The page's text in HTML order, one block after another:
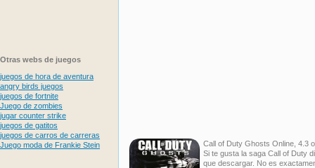
Otras webs de juegos
juegos de hora de aventura
angry birds juegos
juegos de fortnite
Juego de zombies
jugar counter strike
juegos de gatitos
juegos de carros de carreras
Juego moda de Frankie Stein
Call of Duty Ghosts Online, 4.3
Si te gusta la saga Call of Duty
que descargar. No es